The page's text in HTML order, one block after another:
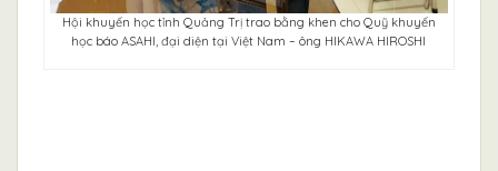
Hội khuyến học tỉnh Quảng Trị trao bằng khen cho Quỹ khuyến
học báo ASAHI, đại diện tại Việt Nam – ông HIKAWA HIROSHI